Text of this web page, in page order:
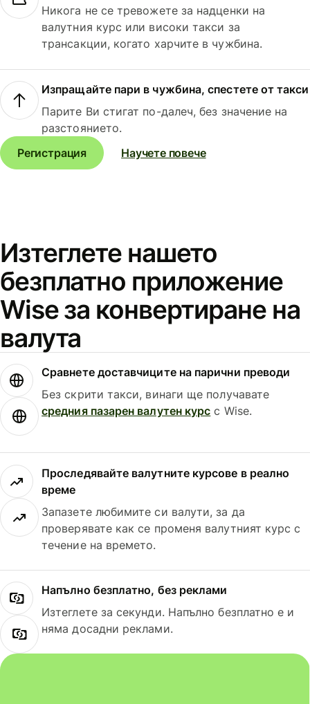
Никога не се тревожете за надценки на
валутния курс или високи такси за
трансакции, когато харчите в чужбина.
Изпращайте пари в чужбина, спестете от такси
Парите Ви стигат по-далеч, без значение на
разстоянието.
Регистрация
Научете повече
Изтеглете нашето
безплатно приложение
Wise за конвертиране на
валута
Сравнете доставчиците на парични преводи
Без скрити такси, винаги ще получавате
средния пазарен валутен курс с Wise.
Проследявайте валутните курсове в реално
време
Запазете любимите си валути, за да
проверявате как се променя валутният курс с
течение на времето.
Напълно безплатно, без реклами
Изтеглете за секунди. Напълно безплатно е и
няма досадни реклами.